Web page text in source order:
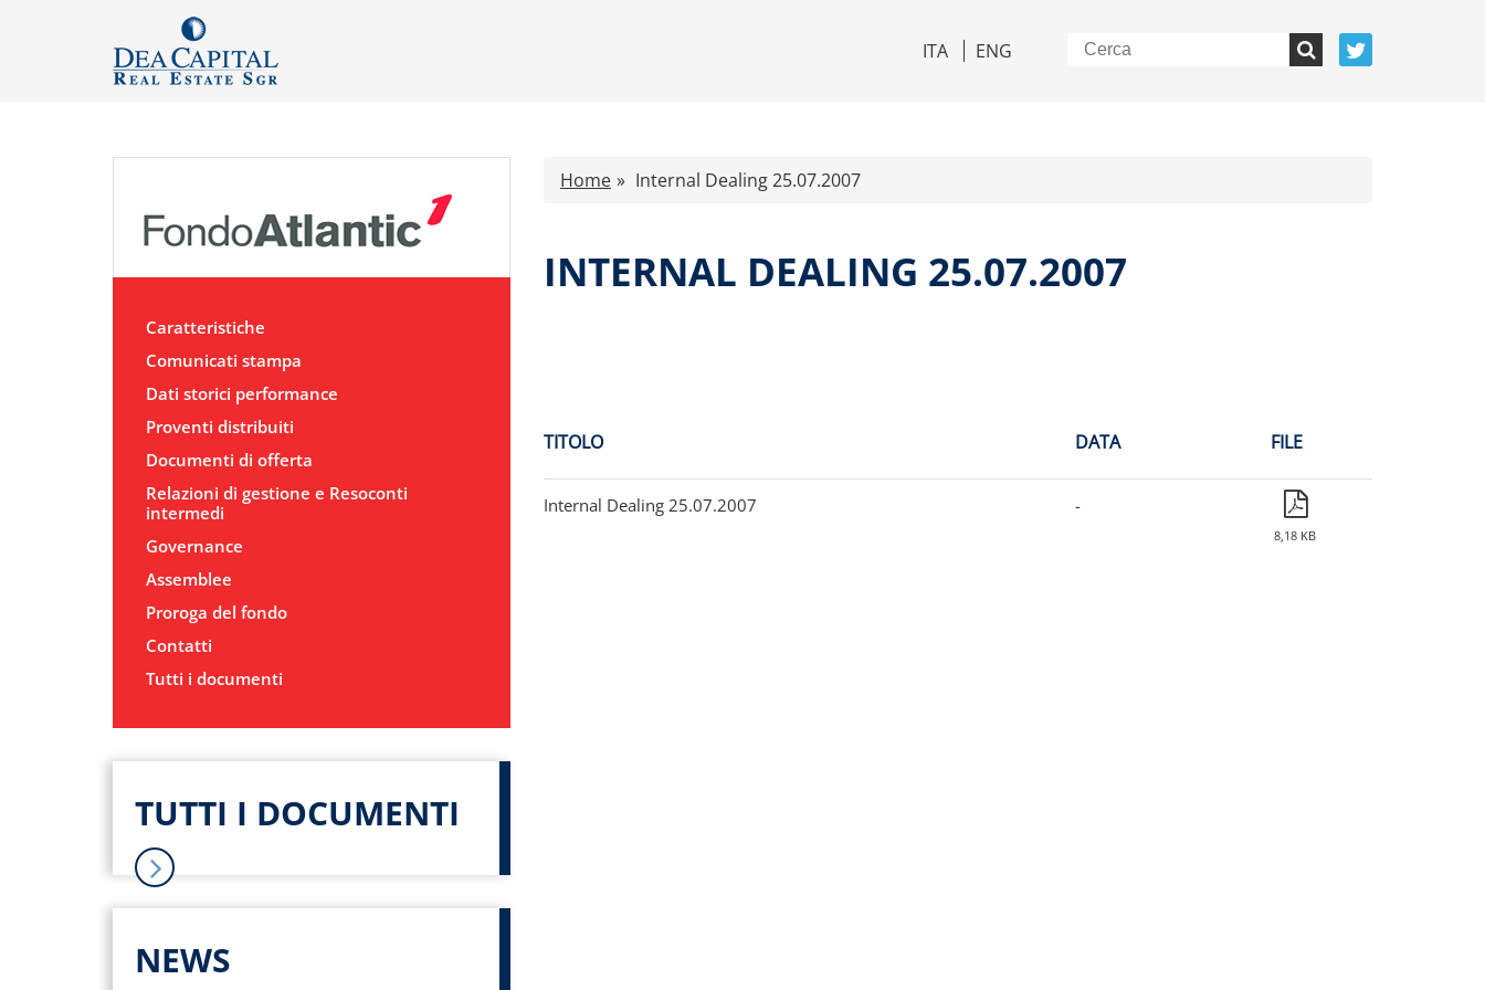
ITA ENG
Caratteristiche
Comunicati stampa
Dati storici performance
Proventi distribuiti
Documenti di offerta
Relazioni di gestione e Resoconti
intermedi
Governance
Assemblee
Proroga del fondo
Contatti
Tutti i documenti
TUTTI I DOCUMENTI
NEWS
Home Internal Dealing 25.07.2007
INTERNAL DEALING 25.07.2007
TITOLO DATA FILE
Internal Dealing 25.07.2007 -
8,18 KB